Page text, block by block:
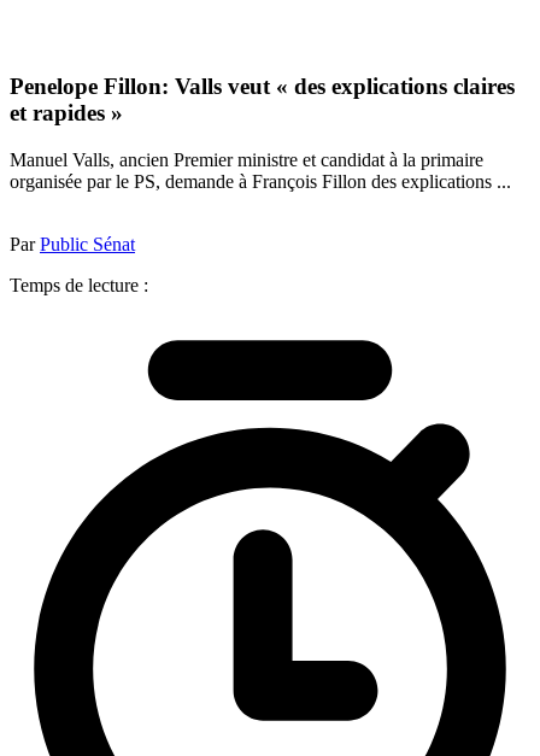
Penelope Fillon: Valls veut « des explications claires
et rapides »
Manuel Valls, ancien Premier ministre et candidat à la primaire
organisée par le PS, demande à François Fillon des explications ...
ParPublic Sénat
Temps de lecture :